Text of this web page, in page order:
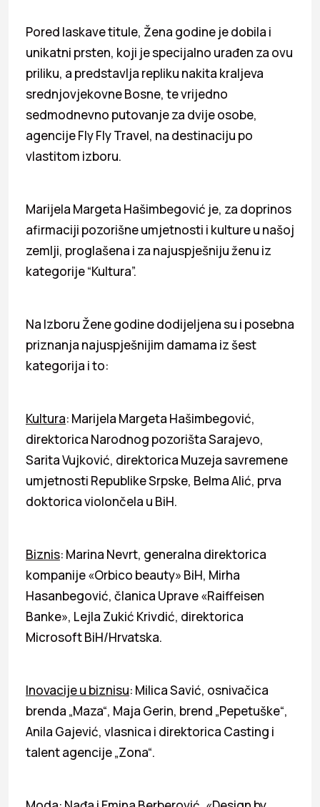
Pored laskave titule, Žena godine je dobila i
unikatni prsten, koji je specijalno urađen za ovu
priliku, a predstavlja repliku nakita kraljeva
srednjovjekovne Bosne, te vrijedno
sedmodnevno putovanje za dvije osobe,
agencije Fly Fly Travel, na destinaciju po
vlastitom izboru.
Marijela Margeta Hašimbegović je, za doprinos
afirmaciji pozorišne umjetnosti i kulture u našoj
zemlji, proglašena i za najuspješniju ženu iz
kategorije “Kultura”.
Na Izboru Žene godine dodijeljena su i posebna
priznanja najuspješnijim damama iz šest
kategorija i to:
Kultura: Marijela Margeta Hašimbegović,
direktorica Narodnog pozorišta Sarajevo,
Sarita Vujković, direktorica Muzeja savremene
umjetnosti Republike Srpske, Belma Alić, prva
doktorica violončela u BiH.
Biznis: Marina Nevrt, generalna direktorica
kompanije «Orbico beauty» BiH, Mirha
Hasanbegović, članica Uprave «Raiffeisen
Banke», Lejla Zukić Krivdić, direktorica
Microsoft BiH/Hrvatska.
Inovacije u biznisu: Milica Savić, osnivačica
brenda „Maza“, Maja Gerin, brend „Pepetuške“,
Anila Gajević, vlasnica i direktorica Casting i
talent agencije „Zona“.